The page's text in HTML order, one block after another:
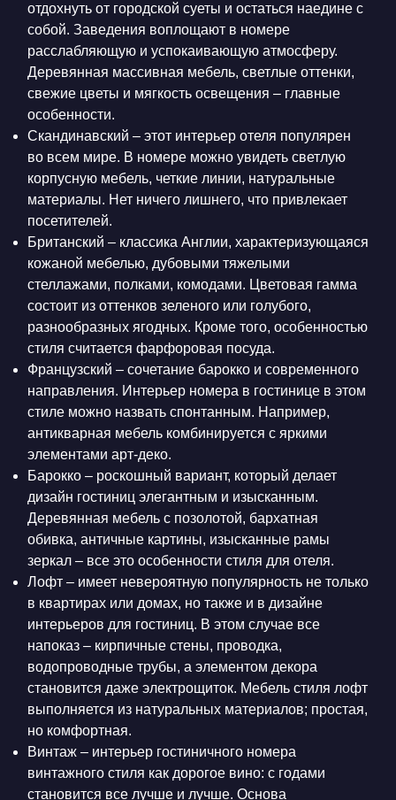
отдохнуть от городской суеты и остаться наедине с
собой. Заведения воплощают в номере
расслабляющую и успокаивающую атмосферу.
Деревянная массивная мебель, светлые оттенки,
свежие цветы и мягкость освещения – главные
особенности.
Скандинавский – этот интерьер отеля популярен
во всем мире. В номере можно увидеть светлую
корпусную мебель, четкие линии, натуральные
материалы. Нет ничего лишнего, что привлекает
посетителей.
Британский – классика Англии, характеризующаяся
кожаной мебелью, дубовыми тяжелыми
стеллажами, полками, комодами. Цветовая гамма
состоит из оттенков зеленого или голубого,
разнообразных ягодных. Кроме того, особенностью
стиля считается фарфоровая посуда.
Французский – сочетание барокко и современного
направления. Интерьер номера в гостинице в этом
стиле можно назвать спонтанным. Например,
антикварная мебель комбинируется с яркими
элементами арт-деко.
Барокко – роскошный вариант, который делает
дизайн гостиниц элегантным и изысканным.
Деревянная мебель с позолотой, бархатная
обивка, античные картины, изысканные рамы
зеркал – все это особенности стиля для отеля.
Лофт – имеет невероятную популярность не только
в квартирах или домах, но также и в дизайне
интерьеров для гостиниц. В этом случае все
напоказ – кирпичные стены, проводка,
водопроводные трубы, а элементом декора
становится даже электрощиток. Мебель стиля лофт
выполняется из натуральных материалов; простая,
но комфортная.
Винтаж – интерьер гостиничного номера
винтажного стиля как дорогое вино: с годами
становится все лучше и лучше. Основа